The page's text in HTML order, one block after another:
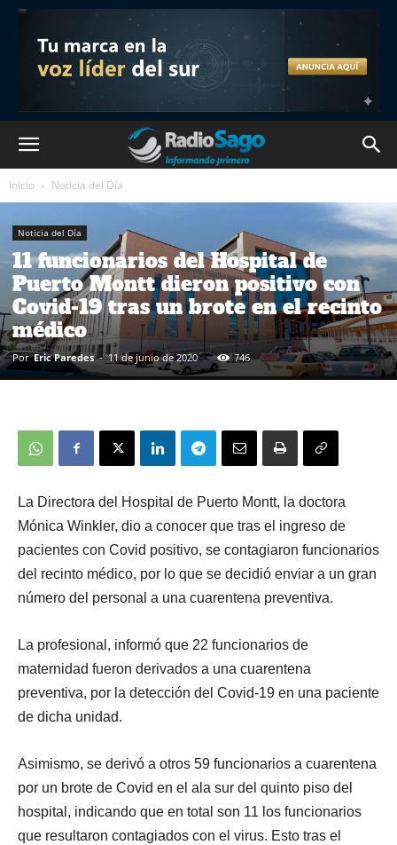
Inicio Noticia del Día
Noticia del Día
11 funcionarios del Hospital de
Puerto Montt dieron positivo con
Covid-19 tras un brote en el recinto
médico
Por Eric Paredes - 11 de junio de 2020 746
La Directora del Hospital de Puerto Montt, la doctora
Mónica Winkler, dio a conocer que tras el ingreso de
pacientes con Covid positivo, se contagiaron funcionarios
del recinto médico, por lo que se decidió enviar a un gran
número del personal a una cuarentena preventiva.
La profesional, informó que 22 funcionarios de
maternidad fueron derivados a una cuarentena
preventiva, por la detección del Covid-19 en una paciente
de dicha unidad.
Asimismo, se derivó a otros 59 funcionarios a cuarentena
por un brote de Covid en el ala sur del quinto piso del
hospital, indicando que en total son 11 los funcionarios
que resultaron contagiados con el virus. Esto tras el